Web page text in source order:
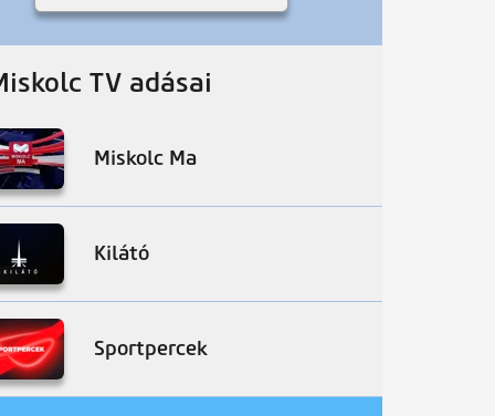
TV adásai
Miskolc Ma
Kilátó
Sportpercek